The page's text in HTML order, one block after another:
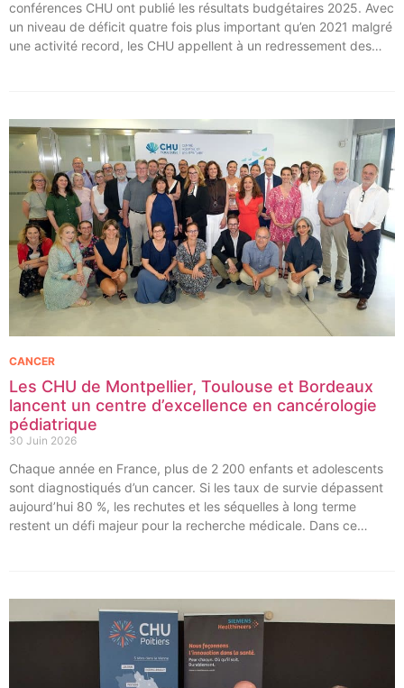
conférences CHU ont publié les résultats budgétaires 2025. Avec
un niveau de déficit quatre fois plus important qu’en 2021 malgré
une activité record, les CHU appellent à un redressement des
Les CHU de Montpellier, Toulouse et Bordeaux
lancent un centre d’excellence en cancérologie
pédiatrique
30 Juin 2026
CANCER
Chaque année en France, plus de 2 200 enfants et adolescents
sont diagnostiqués d’un cancer. Si les taux de survie dépassent
aujourd’hui 80 %, les rechutes et les séquelles à long terme
restent un défi majeur pour la recherche médicale. Dans ce
cancers pédiatriques.